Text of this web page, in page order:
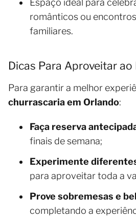
Espaço ideal para
românticos ou
familiares.
Dicas Para Aproveitar ao
Para garantir a melhor
churrascaria em Orlando:
Faça reserva
finais de semana;
Experimente
para aproveitar toda a
Prove sobremesas e
completando a